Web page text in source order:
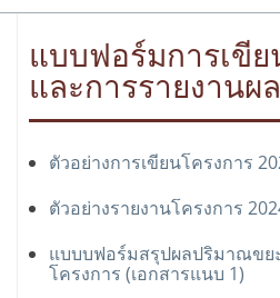
แบบฟอร์มการเขีย
และการรายงานผ
ตัวอย่างการเขียนโครงการ
ตัวอย่างรายงานโครงการ
แบบบฟอร์มสรุปผลปริมาณขย
โครงการ (เอกสารแนบ 1)